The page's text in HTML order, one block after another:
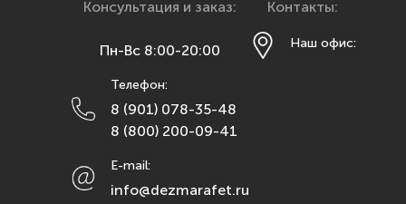
Красноярск
Махачкала
Москва
Набережные Челны
Нижний Новгород
Консультация и заказ:
Пн-Вс 8:00-20:00
Телефон:
8 (901) 078-35-48
8 (800) 200-09-41
E-mail:
info@dezmarafet.ru
Контакты:
Наш офис: